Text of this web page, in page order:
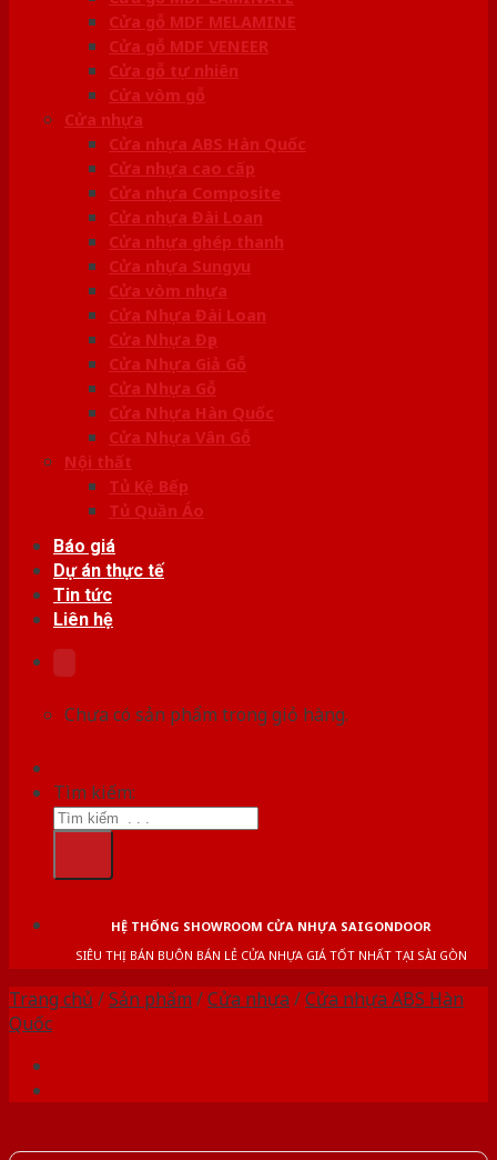
Cửa gỗ MDF MELAMINE
Cửa gỗ MDF VENEER
Cửa gỗ tự nhiên
Cửa vòm gỗ
Cửa nhựa
Cửa nhựa ABS Hàn Quốc
Cửa nhựa cao cấp
Cửa nhựa Composite
Cửa nhựa Đài Loan
Cửa nhựa ghép thanh
Cửa nhựa Sungyu
Cửa vòm nhựa
Cửa Nhựa Đài Loan
Cửa Nhựa Đẹp
Cửa Nhựa Giả Gỗ
Cửa Nhựa Gỗ
Cửa Nhựa Hàn Quốc
Cửa Nhựa Vân Gỗ
Nội thất
Tủ Kệ Bếp
Tủ Quần Áo
Báo giá
Dự án thực tế
Tin tức
Liên hệ
Chưa có sản phẩm trong giỏ hàng.
Tìm kiếm:
HỆ THỐNG SHOWROOM CỬA NHỰA SAIGONDOOR
SIÊU THỊ BÁN BUÔN BÁN LẺ CỬA NHỰA GIÁ TỐT NHẤT TẠI SÀI GÒN
Trang chủ /Sản phẩm /Cửa nhựa /Cửa nhựa ABS Hàn
Quốc